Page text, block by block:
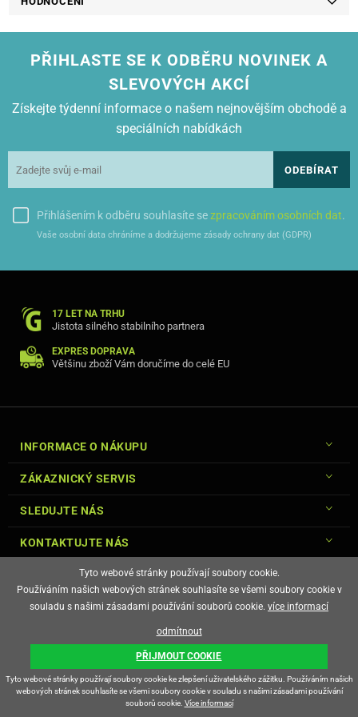
HP-LASERJET M 2727 NF MFP
HP-LASERJET P 2012
HP-LASERJET P 2012 N
HP-LASERJET P 2013
HP-LASERJET P 2013 N
HP-LASERJET P 2014 N
HP-LASERJET P 2015
HP-LASERJET P 2015 DN
HP-LASERJET P 2015 N
HP-LASERJET P 2015 X
PŘIHLASTE SE K ODBĚRU NOVINEK A
SLEVOVÝCH AKCÍ
Získejte týdenní informace o našem nejnovějším obchodě a
speciálních nabídkách
ODEBÍRAT
Přihlášením k odběru souhlasíte sezpracováním osobních dat.
Vaše osobní data chráníme a dodržujeme zásady ochrany dat (GDPR)
17 LET NA TRHU
Jistota silného stabilního partnera
EXPRES DOPRAVA
Většinu zboží Vám doručíme do celé EU
INFORMACE O NÁKUPU
ZÁKAZNICKÝ SERVIS
SLEDUJTE NÁS
KONTAKTUJTE NÁS
E-shop vytvořila
Tyto webové stránky používají soubory cookie.
Používáním našich webových stránek souhlasíte se všemi soubory cookie v
souladu s našimi zásadami používání souborů cookie. více informací
odmítnout
PŘIJMOUT COOKIE
Tyto webové stránky používají soubory cookie ke zlepšení uživatelského zážitku. Používáním našich
webových stránek souhlasíte se všemi soubory cookie v souladu s našimi zásadami používání
souborů cookie. Více informací